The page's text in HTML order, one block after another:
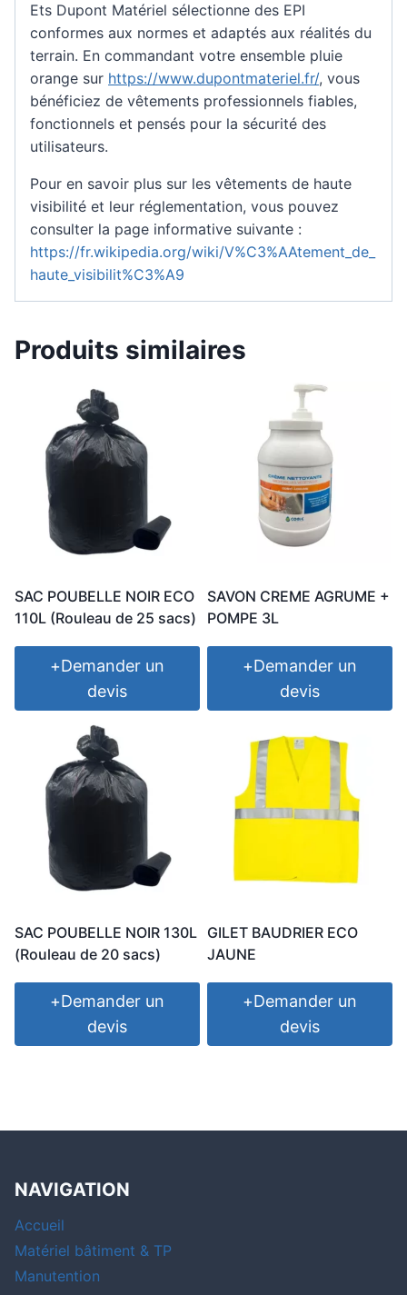
Ets Dupont Matériel sélectionne des EPI
conformes aux normes et adaptés aux réalités du
terrain. En commandant votre ensemble pluie
orange sur https://www.dupontmateriel.fr/, vous
bénéficiez de vêtements professionnels fiables,
fonctionnels et pensés pour la sécurité des
utilisateurs.
Pour en savoir plus sur les vêtements de haute
visibilité et leur réglementation, vous pouvez
consulter la page informative suivante :
https://fr.wikipedia.org/wiki/V%C3%AAtement_de_
haute_visibilit%C3%A9
Produits similaires
SAC POUBELLE NOIR ECO
110L (Rouleau de 25 sacs)
+Demander un
devis
SAVON CREME AGRUME +
POMPE 3L
+Demander un
devis
SAC POUBELLE NOIR 130L
(Rouleau de 20 sacs)
+Demander un
devis
GILET BAUDRIER ECO
JAUNE
+Demander un
devis
NAVIGATION
Accueil
Matériel bâtiment & TP
Manutention